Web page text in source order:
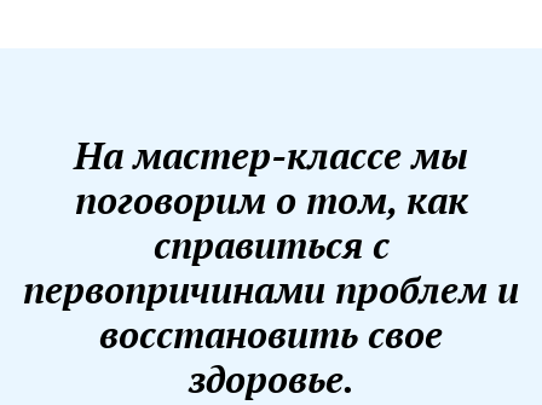
На мастер-классе мы
поговорим о том, как
справиться с
первопричинами проблем и
восстановить свое
здоровье.